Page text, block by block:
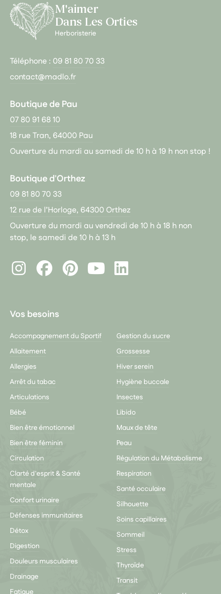
M'aimer
Dans Les Orties
Herboristerie
Téléphone : 09 81 80 70 33
contact@madlo.fr
Boutique de Pau
07 80 91 68 10
18 rue Tran, 64000 Pau
Ouverture du mardi au samedi de 10 h à 19 h non stop !
Boutique d'Orthez
09 81 80 70 33
12 rue de l’Horloge, 64300 Orthez
Ouverture du mardi au vendredi de 10 h à 18 h non
stop, le samedi de 10 h à 13 h
InstagramFacebookPinterest
LinkedIn
Vos besoins
Accompagnement du Sportif
Allaitement
Allergies
Arrêt du tabac
Articulations
Bébé
Bien être émotionnel
Bien être féminin
Circulation
Clarté d'esprit & Santé
mentale
Confort urinaire
Défenses immunitaires
Détox
Digestion
Douleurs musculaires
Drainage
Gestion du sucre
Grossesse
Hiver serein
Hygiène buccale
Insectes
Libido
Maux de tête
Peau
Régulation du Métabolisme
Respiration
Santé occulaire
Silhouette
Soins capillaires
Sommeil
Stress
Thyroïde
Transit